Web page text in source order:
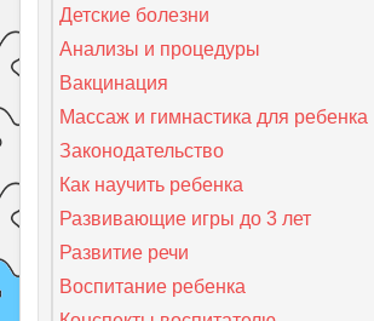
Детские болезни
Анализы и процедуры
Вакцинация
Массаж и гимнастика для ребенка
Законодательство
Как научить ребенка
Развивающие игры до 3 лет
Развитие речи
Воспитание ребенка